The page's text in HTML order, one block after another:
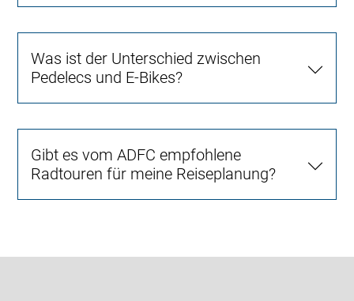
Was ist der Unterschied zwischen
Pedelecs und E-Bikes?
Gibt es vom ADFC empfohlene
Radtouren für meine Reiseplanung?